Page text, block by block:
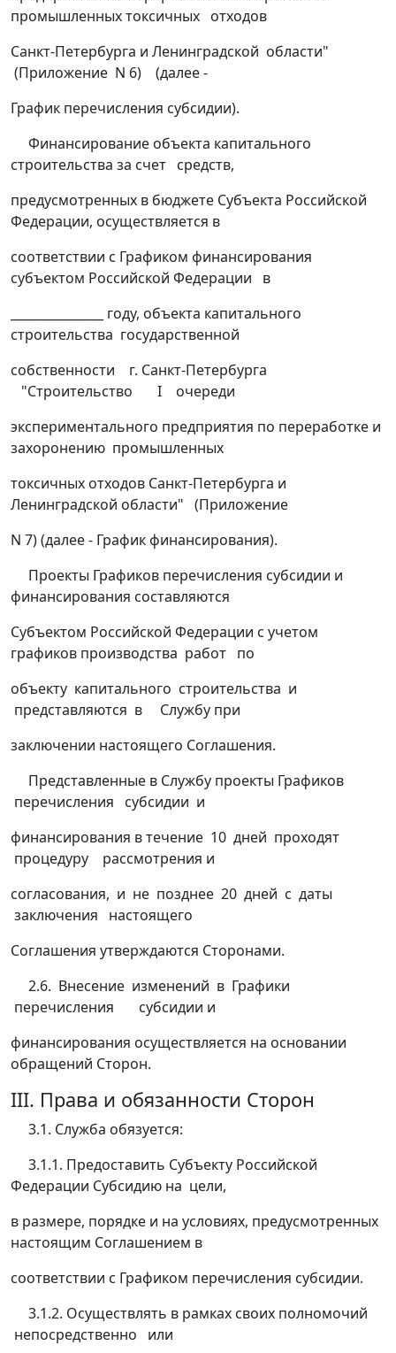
промышленных токсичных отходов
Санкт-Петербурга и Ленинградской области"
(Приложение N 6) (далее -
График перечисления субсидии).
Финансирование объекта капитального
строительства за счет средств,
предусмотренных в бюджете Субъекта Российской
Федерации, осуществляется в
соответствии с Графиком финансирования
субъектом Российской Федерации в
_______________ году, объекта капитального
строительства государственной
собственности г. Санкт-Петербурга
"Строительство I очереди
экспериментального предприятия по переработке и
захоронению промышленных
токсичных отходов Санкт-Петербурга и
Ленинградской области" (Приложение
N 7) (далее - График финансирования).
Проекты Графиков перечисления субсидии и
финансирования составляются
Субъектом Российской Федерации с учетом
графиков производства работ по
объекту капитального строительства и
представляются в Службу при
заключении настоящего Соглашения.
Представленные в Службу проекты Графиков
перечисления субсидии и
финансирования в течение 10 дней проходят
процедуру рассмотрения и
согласования, и не позднее 20 дней с даты
заключения настоящего
Соглашения утверждаются Сторонами.
2.6. Внесение изменений в Графики
перечисления субсидии и
финансирования осуществляется на основании
обращений Сторон.
III. Права и обязанности Сторон
3.1. Служба обязуется:
3.1.1. Предоставить Субъекту Российской
Федерации Субсидию на цели,
в размере, порядке и на условиях, предусмотренных
настоящим Соглашением в
соответствии с Графиком перечисления субсидии.
3.1.2. Осуществлять в рамках своих полномочий
непосредственно или